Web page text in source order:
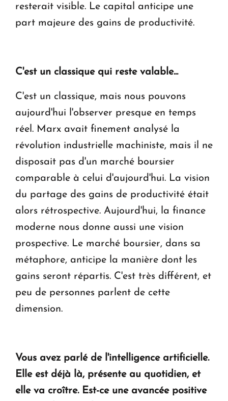
resterait visible. Le capital anticipe une
part majeure des gains de productivité.
C'est un classique qui reste valable...
C'est un classique, mais nous pouvons
aujourd'hui l'observer presque en temps
réel. Marx avait finement analysé la
révolution industrielle machiniste, mais il ne
disposait pas d'un marché boursier
comparable à celui d'aujourd'hui. La vision
du partage des gains de productivité était
alors rétrospective. Aujourd'hui, la finance
moderne nous donne aussi une vision
prospective. Le marché boursier, dans sa
métaphore, anticipe la manière dont les
gains seront répartis. C'est très différent, et
peu de personnes parlent de cette
dimension.
Vous avez parlé de l'intelligence artificielle.
Elle est déjà là, présente au quotidien, et
elle va croître. Est-ce une avancée positive